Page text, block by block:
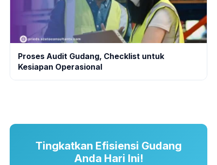
Proses Audit Gudang, Checklist untuk
Kesiapan Operasional
Tingkatkan Efisiensi Gudang
Anda Hari Ini!